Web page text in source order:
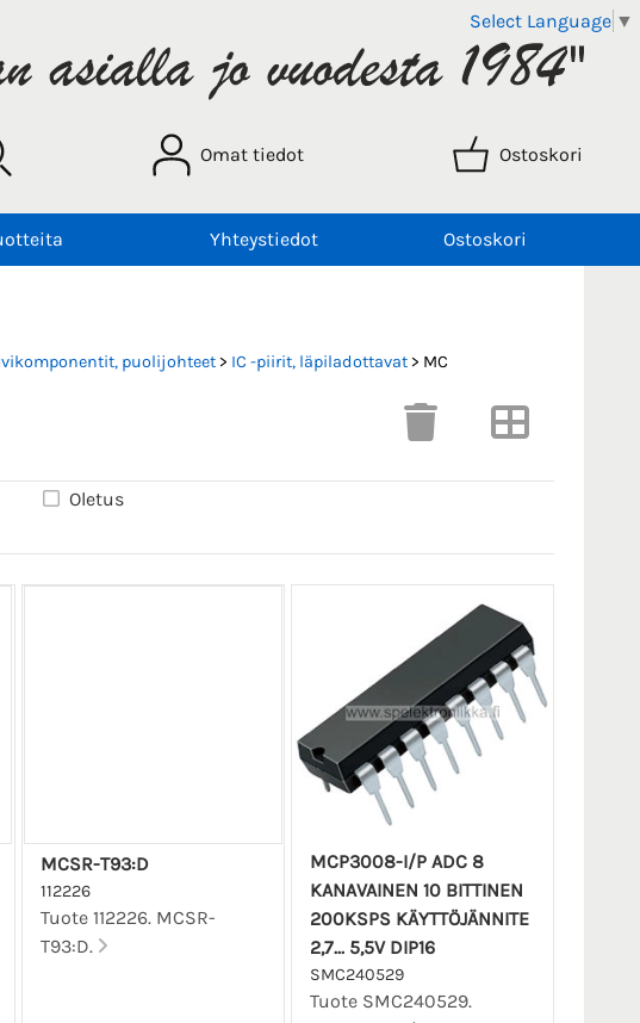
Select Language ▼
Omat tiedot Ostoskori
Yhteystiedot Ostoskori
puolijohteet> IC -piirit, läpiladottavat> MC
Oletus
MCSR-T93:D
112226
Tuote 112226. MCSR-
T93:D.
MCP3008-I/P ADC 8
KANAVAINEN 10 BITTINEN
200KSPS KÄYTTÖJÄNNITE
2,7... 5,5V DIP16
SMC240529
Tuote SMC240529.